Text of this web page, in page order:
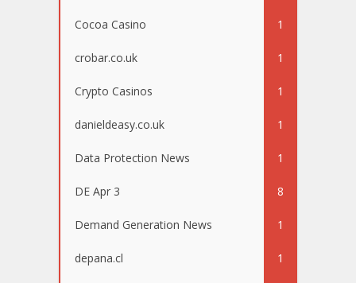
Cocoa Casino 1
crobar.co.uk 1
Crypto Casinos 1
danieldeasy.co.uk 1
Data Protection News 1
DE Apr 3 8
Demand Generation News 1
depana.cl 1